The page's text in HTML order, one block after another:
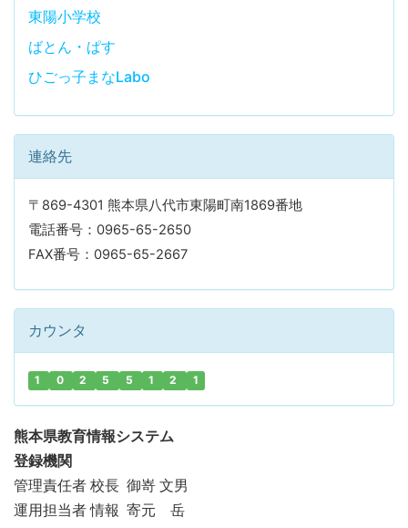
東陽小学校
ばとん・ぱす
ひごっ子まなLabo
連絡先
〒869-4301 熊本県八代市東陽町南1869番地
電話番号：0965-65-2650
FAX番号：0965-65-2667
カウンタ
1 0 2 5 5 1 2 1
熊本県教育情報システム
登録機関
管理責任者 校長 御嵜 文男
運用担当者 情報 寄元 岳